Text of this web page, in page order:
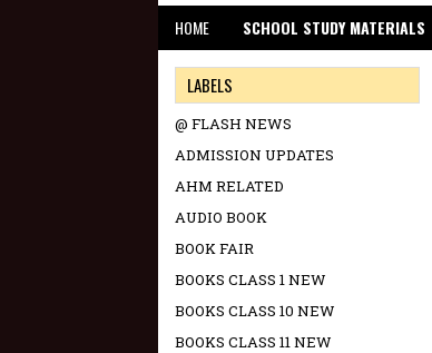
HOME SCHOOL STUDY MATERIALS
LABELS
@ FLASH NEWS
ADMISSION UPDATES
AHM RELATED
AUDIO BOOK
BOOK FAIR
BOOKS CLASS 1 NEW
BOOKS CLASS 10 NEW
BOOKS CLASS 11 NEW